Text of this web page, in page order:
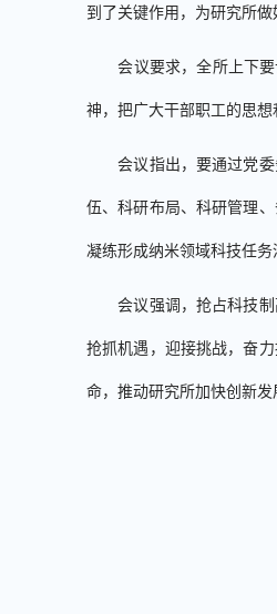
到了关键作用，为研究所
会议要求，全所上下
神，把广大干部职工的思想
会议指出，要通过党
伍、科研布局、科研管理
凝练形成纳米领域科技任务
会议强调，抢占科技
抢抓机遇，迎接挑战，奋
命，推动研究所加快创新